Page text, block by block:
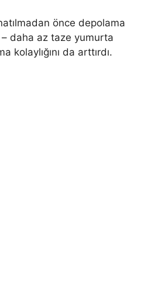
önce depolama
daha az taze yumurta
kolaylığını da arttırdı.